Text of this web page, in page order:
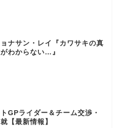
ナサン・レイ『カワサキの真
わからない…』
GPライダー＆チーム交渉・
【最新情報】